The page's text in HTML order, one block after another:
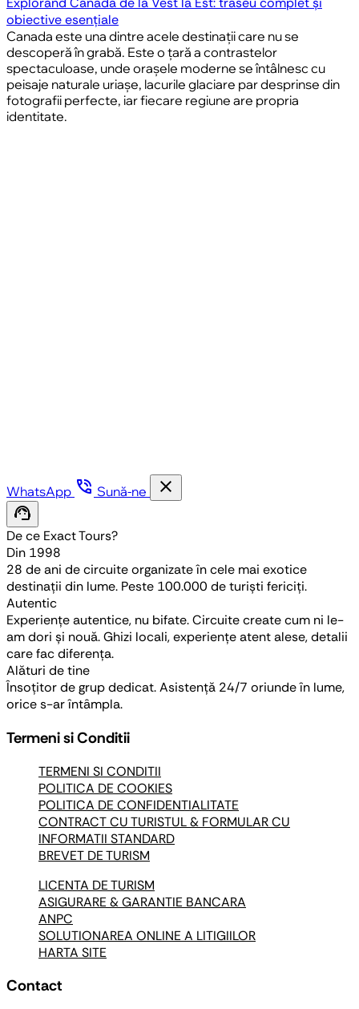
obiective esențiale
Canada este una dintre acele destinații care nu se
descoperă în grabă. Este o țară a contrastelor
spectaculoase, unde orașele moderne se întâlnesc cu
peisaje naturale uriașe, lacurile glaciare par desprinse din
fotografii perfecte, iar fiecare regiune are propria
identitate.
WhatsApp phone_in_talk Sună-ne
close
support_agent
De ce Exact Tours?
Din 1998
28 de ani de circuite organizate în cele mai exotice
destinații din lume. Peste 100.000 de turiști fericiți.
Autentic
Experiențe autentice, nu bifate. Circuite create cum ni le-
am dori și nouă. Ghizi locali, experiențe atent alese, detalii
care fac diferența.
Alături de tine
Însoțitor de grup dedicat. Asistență 24/7 oriunde în lume,
orice s-ar întâmpla.
Termeni si Conditii
TERMENI SI CONDITII
POLITICA DE COOKIES
POLITICA DE CONFIDENTIALITATE
CONTRACT CU TURISTUL & FORMULAR CU
INFORMATII STANDARD
BREVET DE TURISM
LICENTA DE TURISM
ASIGURARE & GARANTIE BANCARA
ANPC
SOLUTIONAREA ONLINE A LITIGIILOR
HARTA SITE
Contact